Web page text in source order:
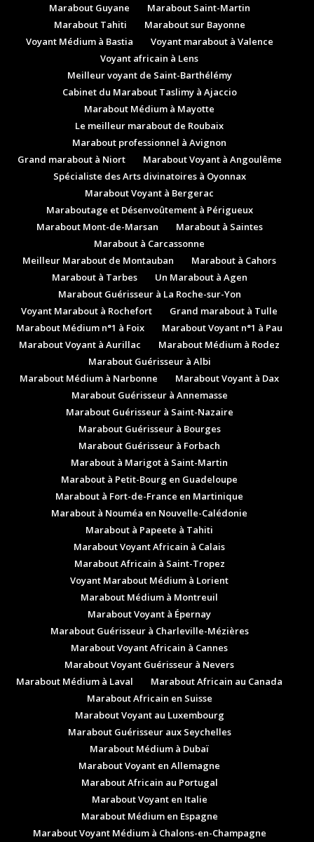
Marabout Guyane
Marabout Saint-Martin
Marabout Tahiti
Marabout sur Bayonne
Voyant Médium à Bastia
Voyant marabout à Valence
Voyant africain à Lens
Meilleur voyant de Saint-Barthélémy
Cabinet du Marabout Taslimy à Ajaccio
Marabout Médium à Mayotte
Le meilleur marabout de Roubaix
Marabout professionnel à Avignon
Grand marabout à Niort
Marabout Voyant à Angoulême
Spécialiste des Arts divinatoires à Oyonnax
Marabout Voyant à Bergerac
Maraboutage et Désenvoûtement à Périgueux
Marabout Mont-de-Marsan
Marabout à Saintes
Marabout à Carcassonne
Meilleur Marabout de Montauban
Marabout à Cahors
Marabout à Tarbes
Un Marabout à Agen
Marabout Guérisseur à La Roche-sur-Yon
Voyant Marabout à Rochefort
Grand marabout à Tulle
Marabout Médium n°1 à Foix
Marabout Voyant n°1 à Pau
Marabout Voyant à Aurillac
Marabout Médium à Rodez
Marabout Guérisseur à Albi
Marabout Médium à Narbonne
Marabout Voyant à Dax
Marabout Guérisseur à Annemasse
Marabout Guérisseur à Saint-Nazaire
Marabout Guérisseur à Bourges
Marabout Guérisseur à Forbach
Marabout à Marigot à Saint-Martin
Marabout à Petit-Bourg en Guadeloupe
Marabout à Fort-de-France en Martinique
Marabout à Nouméa en Nouvelle-Calédonie
Marabout à Papeete à Tahiti
Marabout Voyant Africain à Calais
Marabout Africain à Saint-Tropez
Voyant Marabout Médium à Lorient
Marabout Médium à Montreuil
Marabout Voyant à Épernay
Marabout Guérisseur à Charleville-Mézières
Marabout Voyant Africain à Cannes
Marabout Voyant Guérisseur à Nevers
Marabout Médium à Laval
Marabout Africain au Canada
Marabout Africain en Suisse
Marabout Voyant au Luxembourg
Marabout Guérisseur aux Seychelles
Marabout Médium à Dubaï
Marabout Voyant en Allemagne
Marabout Africain au Portugal
Marabout Voyant en Italie
Marabout Médium en Espagne
Marabout Voyant Médium à Chalons-en-Champagne